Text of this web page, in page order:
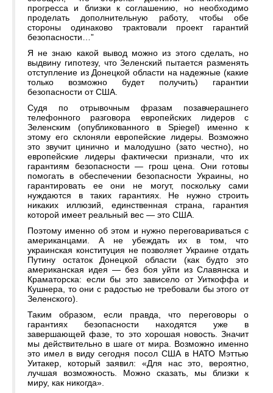
прогресса и близки к соглашению, но необходимо
проделать дополнительную работу, чтобы обе
стороны одинаково трактовали проект гарантий
безопасности…”
Я не знаю какой вывод можно из этого сделать, но
выдвину гипотезу, что Зеленский пытается разменять
отступление из Донецкой области на надежные (какие
только возможно будет получить) гарантии
безопасности от США.
Судя по отрывочным фразам позавчерашнего
телефонного разговора европейских лидеров с
Зеленским (опубликованного в Spiegel) именно к
этому его склоняли европейские лидеры. Возможно
это звучит цинично и малодушно (зато честно), но
европейские лидеры фактически признали, что их
гарантиям безопасности — грош цена. Они готовы
помогать в обеспечении безопасности Украины, но
гарантировать ее они не могут, поскольку сами
нуждаются в таких гарантиях. Не нужно строить
никаких иллюзий, единственная страна, гарантия
которой имеет реальный вес — это США.
Поэтому именно об этом и нужно переговариваться с
американцами. А не убеждать их в том, что
украинская конституция не позволяет Украине отдать
Путину остаток Донецкой области (как будто это
американская идея — без боя уйти из Славянска и
Краматорска: если бы это зависело от Уиткоффа и
Кушнера, то они с радостью не требовали бы этого от
Зеленского).
Таким образом, если правда, что переговоры о
гарантиях безопасности находятся уже в
завершающей фазе, то это хорошая новость. Значит
мы действительно в шаге от мира. Возможно именно
это имел в виду сегодня посол США в НАТО Мэттью
Уитакер, который заявил: «Для нас это, вероятно,
лучшая возможность. Можно сказать, мы близки к
миру, как никогда».